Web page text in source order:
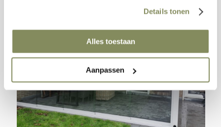
Details tonen
Alles toestaan
Aanpassen